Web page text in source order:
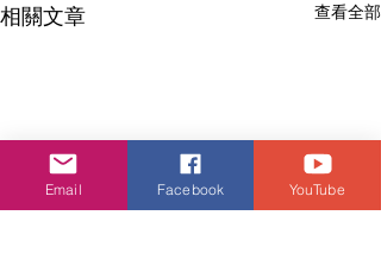
相關文章 查看全部
Email Facebook YouTube